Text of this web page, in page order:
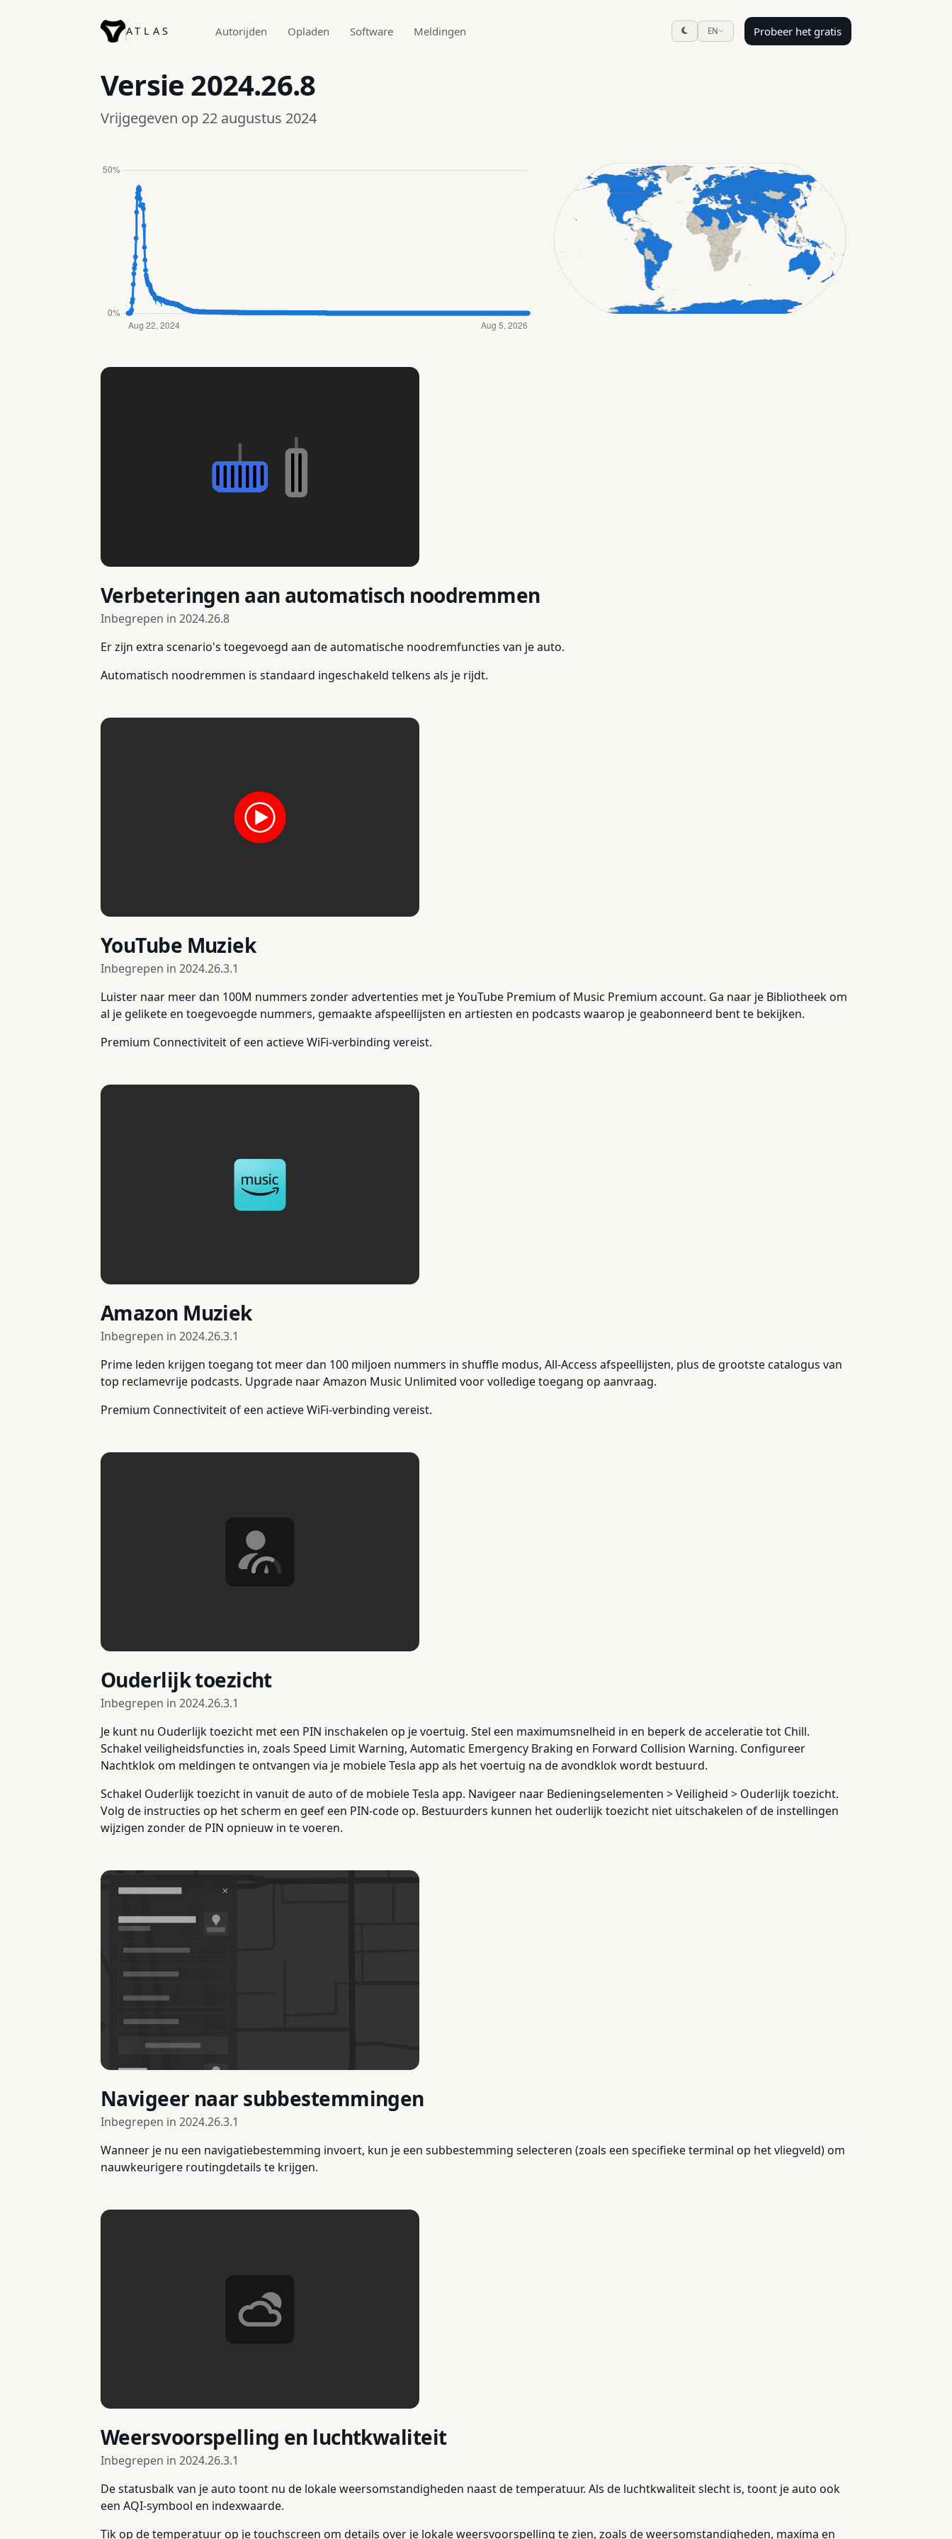
ATLAS Autorijden Opladen Software Meldingen EN Probeer het gratis
Versie 2024.26.8
Vrijgegeven op 22 augustus 2024
Verbeteringen aan automatisch noodremmen
Inbegrepen in 2024.26.8
Er zijn extra scenario's toegevoegd aan de automatische noodremfuncties van je auto.
Automatisch noodremmen is standaard ingeschakeld telkens als je rijdt.
YouTube Muziek
Inbegrepen in 2024.26.3.1
Luister naar meer dan 100M nummers zonder advertenties met je YouTube Premium of Music Premium account. Ga naar je Bibliotheek om
al je gelikete en toegevoegde nummers, gemaakte afspeellijsten en artiesten en podcasts waarop je geabonneerd bent te bekijken.
Premium Connectiviteit of een actieve WiFi-verbinding vereist.
Amazon Muziek
Inbegrepen in 2024.26.3.1
Prime leden krijgen toegang tot meer dan 100 miljoen nummers in shuffle modus, All-Access afspeellijsten, plus de grootste catalogus van
top reclamevrije podcasts. Upgrade naar Amazon Music Unlimited voor volledige toegang op aanvraag.
Premium Connectiviteit of een actieve WiFi-verbinding vereist.
Ouderlijk toezicht
Inbegrepen in 2024.26.3.1
Je kunt nu Ouderlijk toezicht met een PIN inschakelen op je voertuig. Stel een maximumsnelheid in en beperk de acceleratie tot Chill.
Schakel veiligheidsfuncties in, zoals Speed Limit Warning, Automatic Emergency Braking en Forward Collision Warning. Configureer
Nachtklok om meldingen te ontvangen via je mobiele Tesla app als het voertuig na de avondklok wordt bestuurd.
Schakel Ouderlijk toezicht in vanuit de auto of de mobiele Tesla app. Navigeer naar Bedieningselementen > Veiligheid > Ouderlijk toezicht.
Volg de instructies op het scherm en geef een PIN-code op. Bestuurders kunnen het ouderlijk toezicht niet uitschakelen of de instellingen
wijzigen zonder de PIN opnieuw in te voeren.
Navigeer naar subbestemmingen
Inbegrepen in 2024.26.3.1
Wanneer je nu een navigatiebestemming invoert, kun je een subbestemming selecteren (zoals een specifieke terminal op het vliegveld) om
nauwkeurigere routingdetails te krijgen.
Weersvoorspelling en luchtkwaliteit
Inbegrepen in 2024.26.3.1
De statusbalk van je auto toont nu de lokale weersomstandigheden naast de temperatuur. Als de luchtkwaliteit slecht is, toont je auto ook
een AQI-symbool en indexwaarde.
Tik op de temperatuur op je touchscreen om details over je lokale weersvoorspelling te zien, zoals de weersomstandigheden, maxima en